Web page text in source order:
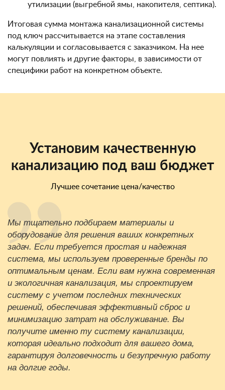
утилизации (выгребной ямы, накопителя, септика).
Итоговая сумма монтажа канализационной системы
под ключ рассчитывается на этапе составления
калькуляции и согласовывается с заказчиком. На нее
могут повлиять и другие факторы, в зависимости от
специфики работ на конкретном объекте.
Установим качественную
канализацию под ваш бюджет
Лучшее сочетание цена/качество
Мы тщательно подбираем материалы и
оборудование для решения ваших конкретных
задач. Если требуется простая и надежная
система, мы используем проверенные бренды по
оптимальным ценам. Если вам нужна современная
и экологичная канализация, мы спроектируем
систему с учетом последних технических
решений, обеспечивая эффективный сброс и
минимизацию затрат на обслуживание. Вы
получите именно ту систему канализации,
которая идеально подходит для вашего дома,
гарантируя долговечность и безупречную работу
на долгие годы.